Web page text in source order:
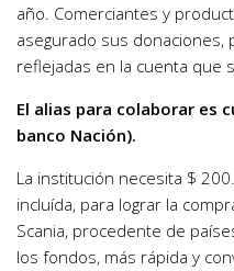
año. Comerciantes y
asegurado sus
reflejadas en la cuenta que
El alias para colaborar es
banco Nación).
La institución necesita $
incluída, para lograr la
Scania, procedente de
los fondos, más rápida y